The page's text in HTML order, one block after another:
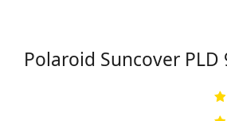
Polaroid Suncover PLD